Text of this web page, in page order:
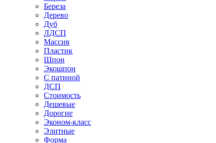
Береза
Дерево
Дуб
ЛДСП
Массив
Пластик
Шпон
Экошпон
С патиной
ДСП
Стоимость
Дешевые
Дорогие
Эконом-класс
Элитные
Форма